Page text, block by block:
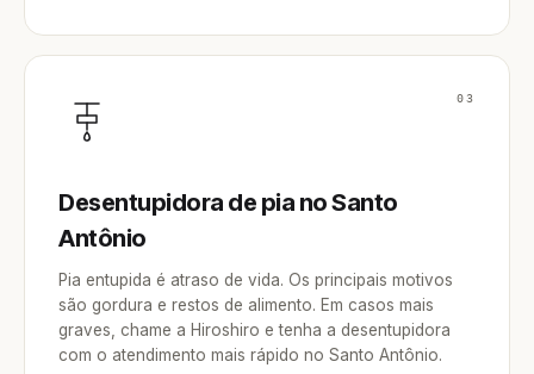
03
Desentupidora de pia no Santo
Antônio
Pia entupida é atraso de vida. Os principais motivos
são gordura e restos de alimento. Em casos mais
graves, chame a Hiroshiro e tenha a desentupidora
com o atendimento mais rápido no Santo Antônio.